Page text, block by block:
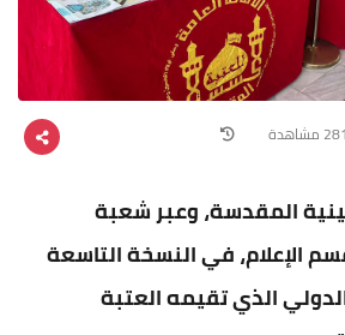
المقدسة، وعبر شعبة
الإعلام، في النسخة التاسعة
الذي تقيمه العتبة